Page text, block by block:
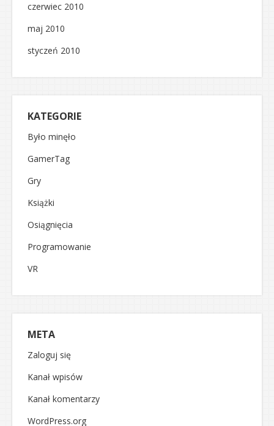
czerwiec 2010
maj 2010
styczeń 2010
KATEGORIE
Było minęło
GamerTag
Gry
Książki
Osiągnięcia
Programowanie
VR
META
Zaloguj się
Kanał wpisów
Kanał komentarzy
WordPress.org